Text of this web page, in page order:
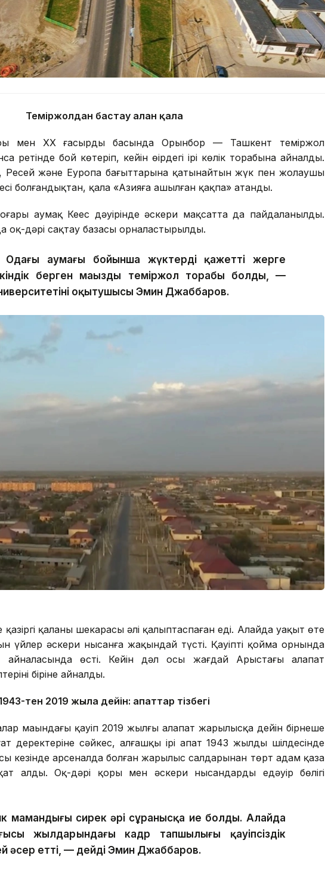
Теміржолдан бастау алған қала
мен XX ғасырдың басында Орынбор — Ташкент теміржол
ретінде бой көтеріп, кейін өңірдегі ірі көлік торабына айналды.
Ресей және Еуропа бағыттарына қатынайтын жүк пен жолаушы
болғандықтан, қала «Азияға ашылған қақпа» атанды.
аумақ Кеңес дәуірінде әскери мақсатта да пайдаланылды.
оқ-дәрі сақтау базасы орналастырылды.
аумағы бойынша жүктерді қажетті жерге
берген маңызды теміржол торабы болды, —
оқытушысы Эмин Джаббаров.
қаланың шекарасы әлі қалыптаспаған еді. Алайда уақыт өте
үйлер әскери нысанға жақындай түсті. Қауіпті қойма орнында
айналасында өсті. Кейін дәл осы жағдай Арыстағы алапат
біріне айналды.
тен 2019 жылға дейін: апаттар тізбегі
маңындағы қауіп 2019 жылғы алапат жарылысқа дейін бірнеше
деректеріне сәйкес, алғашқы ірі апат 1943 жылдың шілдесінде
кезінде арсеналда болған жарылыс салдарынан төрт адам қаза
алды. Оқ-дәрі қоры мен әскери нысандардың едәуір бөлігі
мамандығы сирек әрі сұранысқа ие болды. Алайда
жылдарындағы кадр тапшылығы қауіпсіздік
әсер етті, — дейді Эмин Джаббаров.